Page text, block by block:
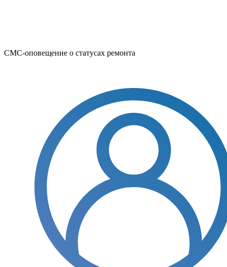
СМС-оповещение о статусах ремонта